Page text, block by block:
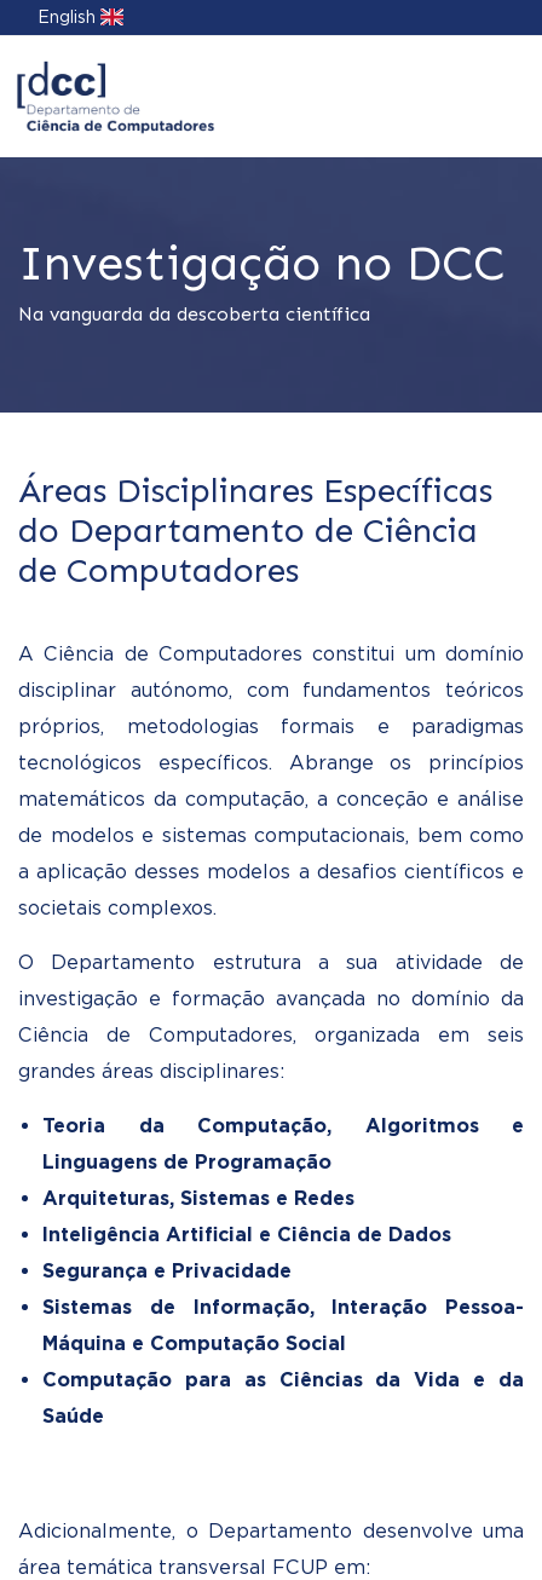
English
Investigação no DCC
Na vanguarda da descoberta científica
Áreas Disciplinares Específicas
do Departamento de Ciência
de Computadores
A Ciência de Computadores constitui um domínio
disciplinar autónomo, com fundamentos teóricos
próprios, metodologias formais e paradigmas
tecnológicos específicos. Abrange os princípios
matemáticos da computação, a conceção e análise
de modelos e sistemas computacionais, bem como
a aplicação desses modelos a desafios científicos e
societais complexos.
O Departamento estrutura a sua atividade de
investigação e formação avançada no domínio da
Ciência de Computadores, organizada em seis
grandes áreas disciplinares:
Teoria da Computação, Algoritmos e
Linguagens de Programação
Arquiteturas, Sistemas e Redes
Inteligência Artificial e Ciência de Dados
Segurança e Privacidade
Sistemas de Informação, Interação Pessoa-
Máquina e Computação Social
Computação para as Ciências da Vida e da
Saúde
Adicionalmente, o Departamento desenvolve uma
área temática transversal FCUP em: